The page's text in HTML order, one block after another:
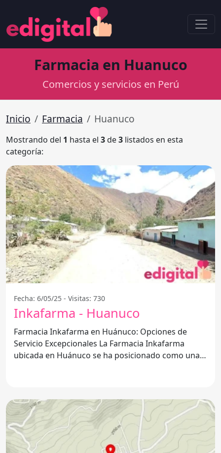
Farmacia en Huanuco
Comercios y servicios en Perú
Inicio Farmacia Huanuco
Mostrando del 1 hasta el 3de3 listados en esta
categoría:
Fecha: 6/05/25 - Visitas: 730
Inkafarma - Huanuco
Farmacia Inkafarma en Huánuco: Opciones de
Servicio Excepcionales La Farmacia Inkafarma
ubicada en Huánuco se ha posicionado como una